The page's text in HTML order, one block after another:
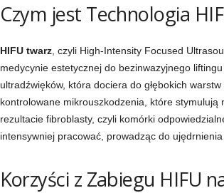
Czym jest Technologia
HIFU twarz, czyli High-Intensity Focused
medycynie estetycznej do bezinwazyjnego
ultradźwięków, która dociera do głębokich
kontrolowane mikrouszkodzenia, które
rezultacie fibroblasty, czyli komórki
intensywniej pracować, prowadząc do ujędrnienia
Korzyści z Zabiegu HIFU